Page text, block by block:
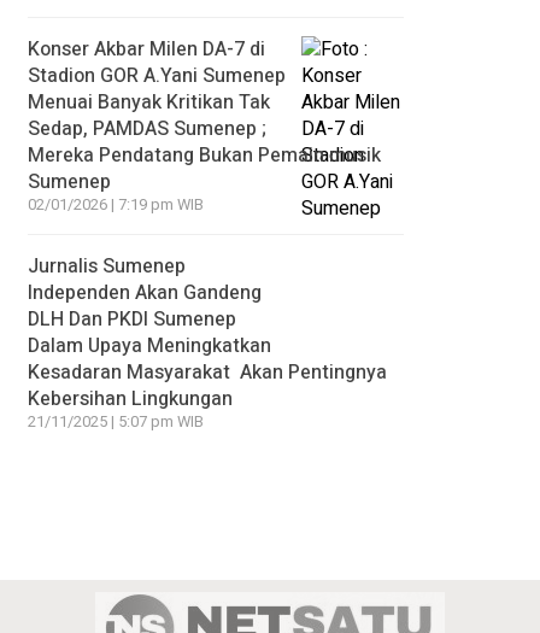
Konser Akbar Milen DA-7 di
Stadion GOR A.Yani Sumenep
Menuai Banyak Kritikan Tak
Sedap, PAMDAS Sumenep ;
Mereka Pendatang Bukan Pemain musik
Sumenep
02/01/2026 | 7:19 pm WIB
Jurnalis Sumenep
Independen Akan Gandeng
DLH Dan PKDI Sumenep
Dalam Upaya Meningkatkan
Kesadaran Masyarakat Akan Pentingnya
Kebersihan Lingkungan
21/11/2025 | 5:07 pm WIB